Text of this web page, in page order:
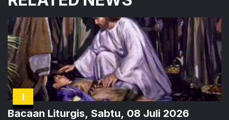
1
Bacaan Liturgis, Sabtu, 08 Juli 2026